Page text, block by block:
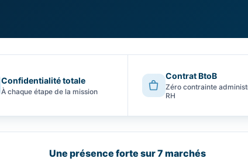
Confidentialité totale
À chaque étape de la mission
Contrat BtoB
Zéro contrainte
RH
Une présence forte sur 7 marchés